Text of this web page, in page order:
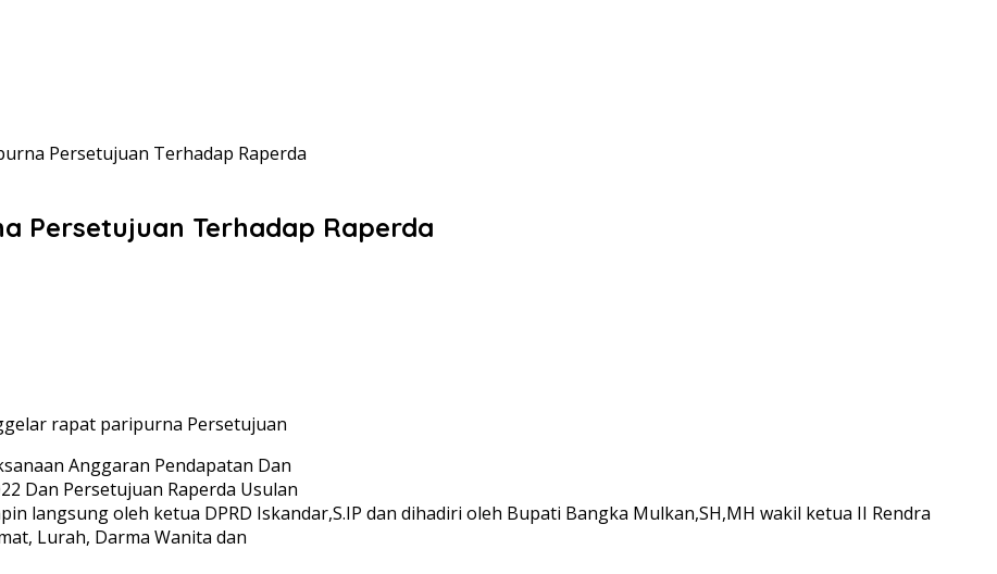
Persetujuan Terhadap Raperda
Persetujuan Terhadap Raperda
rapat paripurna Persetujuan
Anggaran Pendapatan Dan
Dan Persetujuan Raperda Usulan
langsung oleh ketua DPRD Iskandar,S.IP dan dihadiri oleh Bupati Bangka Mulkan,SH,MH wakil ketua II Rendra
Lurah, Darma Wanita dan